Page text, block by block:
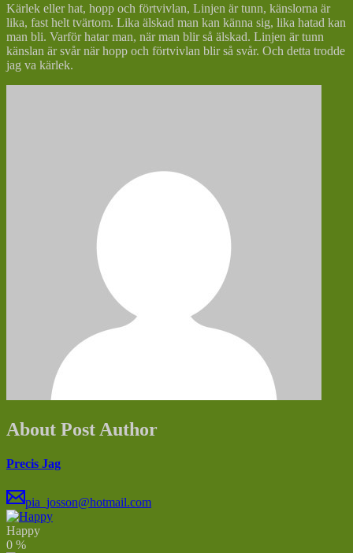
Kärlek eller hat, hopp och förtvivlan, Linjen är tunn, känslorna är
lika, fast helt tvärtom. Lika älskad man kan känna sig, lika hatad kan
man bli. Varför hatar man, när man blir så älskad. Linjen är tunn
känslan är svår när hopp och förtvivlan blir så svår. Och detta trodde
jag va kärlek.
About Post Author
Precis Jag
pia_josson@hotmail.com
Happy
0 %